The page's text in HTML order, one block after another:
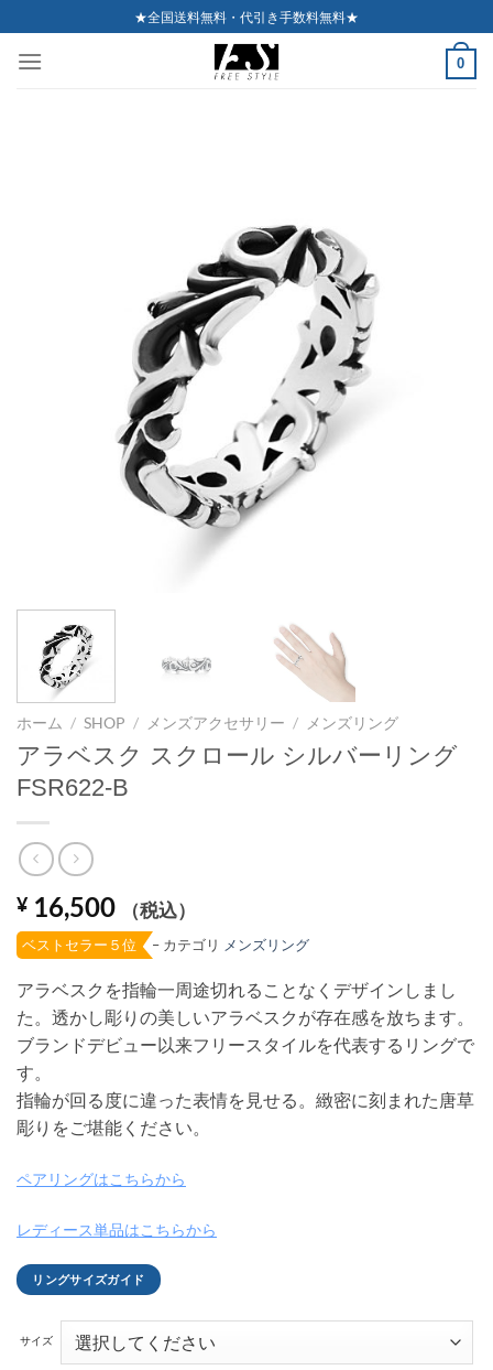
to
content
★全国送料無料・代引き手数料無料★
0
ホーム / SHOP / メンズアクセサリー / メンズリング
アラベスク スクロール シルバーリング
FSR622-B
¥ 16,500 （税込）
ベストセラー５位 – カテゴリ メンズリング
アラベスクを指輪一周途切れることなくデザインしまし
た。透かし彫りの美しいアラベスクが存在感を放ちます。
ブランドデビュー以来フリースタイルを代表するリングで
す。
指輪が回る度に違った表情を見せる。緻密に刻まれた唐草
彫りをご堪能ください。
ペアリングはこちらから
レディース単品はこちらから
リングサイズガイド
サイズ